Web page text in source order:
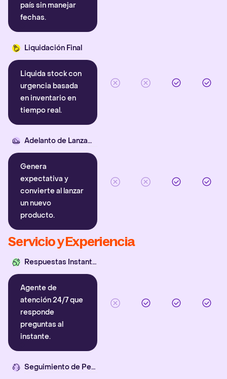
país sin manejar
fechas.
Liquidación Final
Liquida stock con
urgencia basada
en inventario en
tiempo real.
Adelanto de Lanzamiento
Genera
expectativa y
convierte al lanzar
un nuevo
producto.
Servicio y Experiencia
Respuestas Instantáneas
Agente de
atención 24/7 que
responde
preguntas al
instante.
Seguimiento de Pedidos